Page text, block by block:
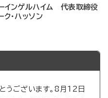
ーインゲルハイム 代表取締役
・ハッソン
うございます。8月12日